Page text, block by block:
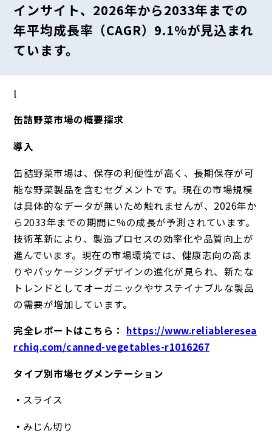
インサイト、2026年から2033年までの
年平均成長率（CAGR）9.1%が見込まれ
ています。
l
缶詰野菜市場の概要探求
導入
缶詰野菜市場は、保存の利便性が高く、長期保存が可
能な野菜製品を含むセグメントです。現在の市場規模
は具体的なデータが無いため触れませんが、2026年か
ら2033年までの期間に%の成長が予測されています。
技術革新により、製造プロセスの効率化や品質向上が
進んでいます。現在の市場環境では、健康志向の高ま
りやパッケージングデザインの進化が見られ、新たな
トレンドとしてオーガニックやサステイナブルな製品
の需要が増加しています。
完全レポートはこちら： https://www.reliableresea
rchiq.com/canned-vegetables-r1016267
タイプ別市場セグメンテーション
スライス
みじん切り